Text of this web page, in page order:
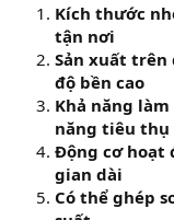
Kích thước
tận nơi
Sản xuất trên
độ bền cao
Khả năng
năng tiêu thụ
Động cơ hoạt
gian dài
Có thể ghép